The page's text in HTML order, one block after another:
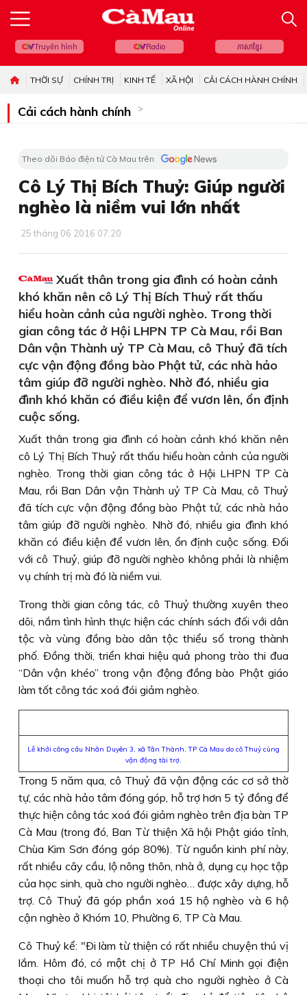
Truyền hình Radio ភាសាខ្មែរ
THỜI SỰ CHÍNH TRỊ KINH TẾ XÃ HỘI CẢI CÁCH HÀNH CHÍNH
Cải cách hành chính
Theo dõi Báo điện tử Cà Mau trên
Cô Lý Thị Bích Thuỷ: Giúp người
nghèo là niềm vui lớn nhất
25 tháng 06 2016 07:20
Xuất thân trong gia đình có hoàn cảnh
khó khăn nên cô Lý Thị Bích Thuỷ rất thấu
hiểu hoàn cảnh của người nghèo. Trong thời
gian công tác ở Hội LHPN TP Cà Mau, rồi Ban
Dân vận Thành uỷ TP Cà Mau, cô Thuỷ đã tích
cực vận động đồng bào Phật tử, các nhà hảo
tâm giúp đỡ người nghèo. Nhờ đó, nhiều gia
đình khó khăn có điều kiện để vươn lên, ổn định
cuộc sống.
Xuất thân trong gia đình có hoàn cảnh khó khăn nên
cô Lý Thị Bích Thuỷ rất thấu hiểu hoàn cảnh của người
nghèo. Trong thời gian công tác ở Hội LHPN TP Cà
Mau, rồi Ban Dân vận Thành uỷ TP Cà Mau, cô Thuỷ
đã tích cực vận động đồng bào Phật tử, các nhà hảo
tâm giúp đỡ người nghèo. Nhờ đó, nhiều gia đình khó
khăn có điều kiện để vươn lên, ổn định cuộc sống. Ðối
với cô Thuỷ, giúp đỡ người nghèo không phải là nhiệm
vụ chính trị mà đó là niềm vui.
Trong thời gian công tác, cô Thuỷ thường xuyên theo
dõi, nắm tình hình thực hiện các chính sách đối với dân
tộc và vùng đồng bào dân tộc thiểu số trong thành
phố. Ðồng thời, triển khai hiệu quả phong trào thi đua
“Dân vận khéo” trong vận động đồng bào Phật giáo
làm tốt công tác xoá đói giảm nghèo.
Lễ khởi công cầu Nhân Duyên 3, xã Tân Thành, TP Cà Mau do cô Thuỷ cùng
vận động tài trợ.
Trong 5 năm qua, cô Thuỷ đã vận động các cơ sở thờ
tự, các nhà hảo tâm đóng góp, hỗ trợ hơn 5 tỷ đồng để
thực hiện công tác xoá đói giảm nghèo trên địa bàn TP
Cà Mau (trong đó, Ban Từ thiện Xã hội Phật giáo tỉnh,
Chùa Kim Sơn đóng góp 80%). Từ nguồn kinh phí này,
rất nhiều cây cầu, lộ nông thôn, nhà ở, dụng cụ học tập
của học sinh, quà cho người nghèo… được xây dựng, hỗ
trợ. Cô Thuỷ đã góp phần xoá 15 hộ nghèo và 6 hộ
cận nghèo ở Khóm 10, Phường 6, TP Cà Mau.
Cô Thuỷ kể: "Ði làm từ thiện có rất nhiều chuyện thú vị
lắm. Hôm đó, có một chị ở TP Hồ Chí Minh gọi điện
thoại cho tôi muốn hỗ trợ quà cho người nghèo ở Cà